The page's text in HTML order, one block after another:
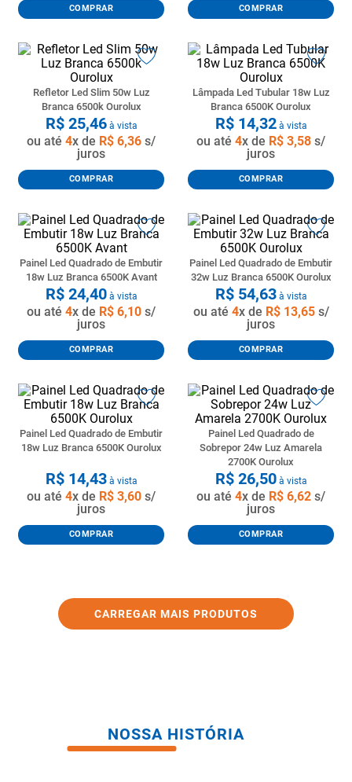
COMPRAR COMPRAR
Refletor Led Slim 50w Luz
Branca 6500k Ourolux
R$ 25,46à vista
ou até 4x de R$ 6,36 s/
juros
COMPRAR
Lâmpada Led Tubular 18w Luz
Branca 6500K Ourolux
R$ 14,32à vista
ou até 4x de R$ 3,58 s/
juros
COMPRAR
Painel Led Quadrado de Embutir
18w Luz Branca 6500K Avant
R$ 24,40à vista
ou até 4x de R$ 6,10 s/
juros
COMPRAR
Painel Led Quadrado de Embutir
32w Luz Branca 6500K Ourolux
R$ 54,63à vista
ou até 4x de R$ 13,65s/
juros
COMPRAR
Painel Led Quadrado de Embutir
18w Luz Branca 6500K Ourolux
R$ 14,43à vista
ou até 4x de R$ 3,60 s/
juros
COMPRAR
Painel Led Quadrado de
Sobrepor 24w Luz Amarela
2700K Ourolux
R$ 26,50à vista
ou até 4x de R$ 6,62 s/
juros
COMPRAR
NOSSA HISTÓRIA